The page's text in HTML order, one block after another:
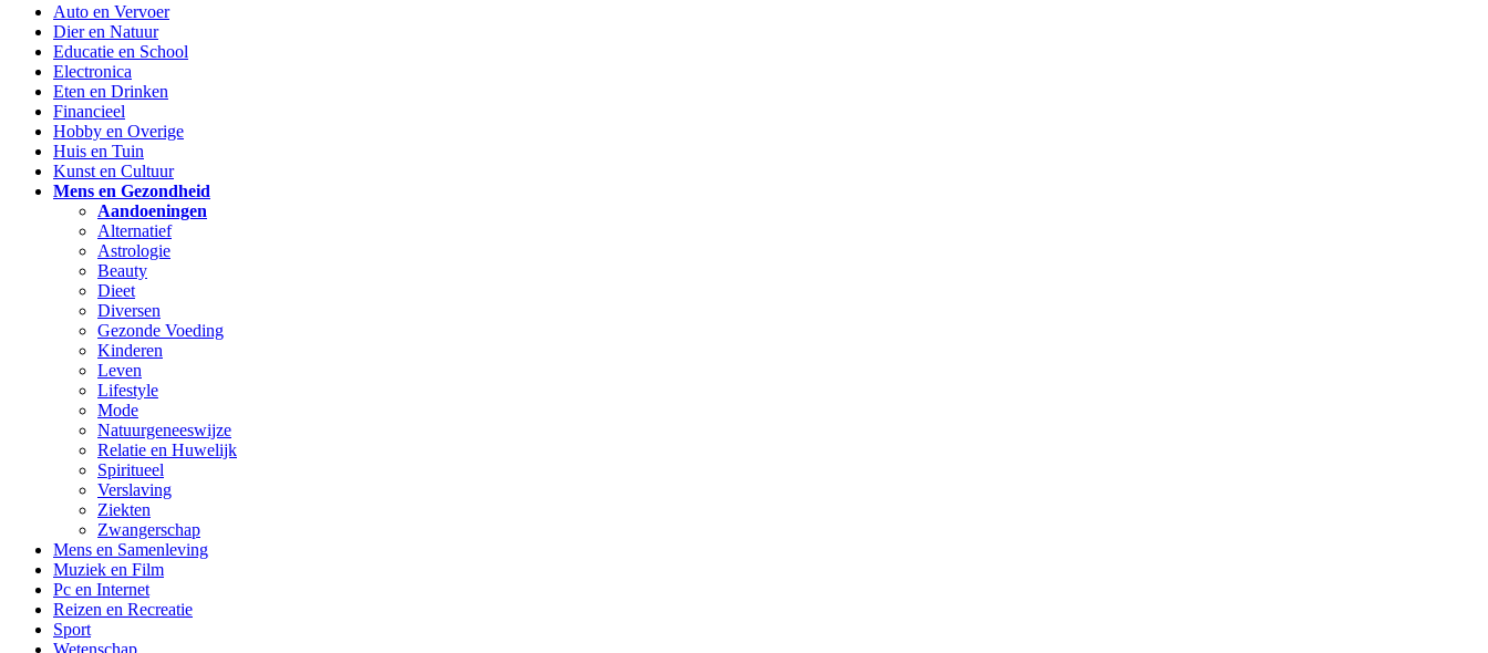
Auto en Vervoer
Dier en Natuur
Educatie en School
Electronica
Eten en Drinken
Financieel
Hobby en Overige
Huis en Tuin
Kunst en Cultuur
Mens en Gezondheid
Aandoeningen
Alternatief
Astrologie
Beauty
Dieet
Diversen
Gezonde Voeding
Kinderen
Leven
Lifestyle
Mode
Natuurgeneeswijze
Relatie en Huwelijk
Spiritueel
Verslaving
Ziekten
Zwangerschap
Mens en Samenleving
Muziek en Film
Pc en Internet
Reizen en Recreatie
Sport
Wetenschap